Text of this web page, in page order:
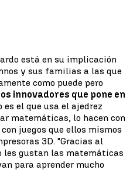
está en su implicación
y sus familias a las que
como puede pero
innovadores que pone en
el que usa el ajedrez
matemáticas, lo hacen con
juegos que ellos mismos
3D. "Gracias al
les gustan las matemáticas
para aprender mucho